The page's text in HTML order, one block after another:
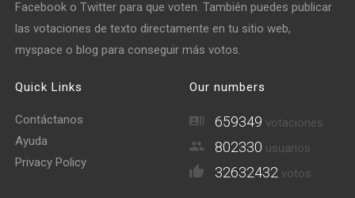
Facebook o Twitter para que voten. También puedes publicar
las votaciones de texto directamente en tu sitio web,
myspace o blog para conseguir más votos.
Quick Links
Contáctanos
Ayuda
Privacy Policy
Our numbers
659349 votaciones
802330 usuarios
32632432 votos